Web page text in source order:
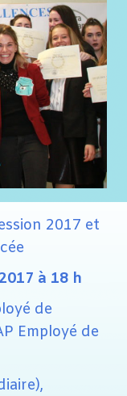
2017 et
à 18 h
de
Employé de